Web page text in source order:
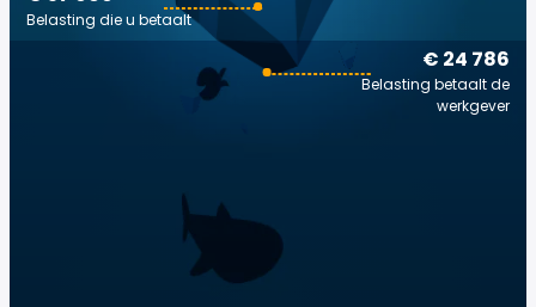
€ 24 786
Belasting betaalt de
werkgever
Belasting die u betaalt